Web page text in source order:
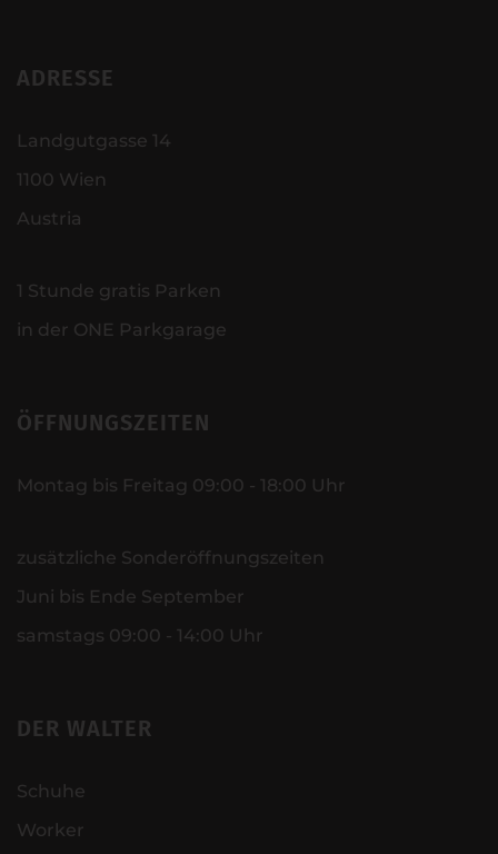
ADRESSE
Landgutgasse 14
1100 Wien
Austria
1 Stunde gratis Parken
in der ONE Parkgarage
ÖFFNUNGSZEITEN
Montag bis Freitag 09:00 - 18:00 Uhr
zusätzliche Sonderöffnungszeiten
Juni bis Ende September
samstags 09:00 - 14:00 Uhr
DER WALTER
Schuhe
Worker